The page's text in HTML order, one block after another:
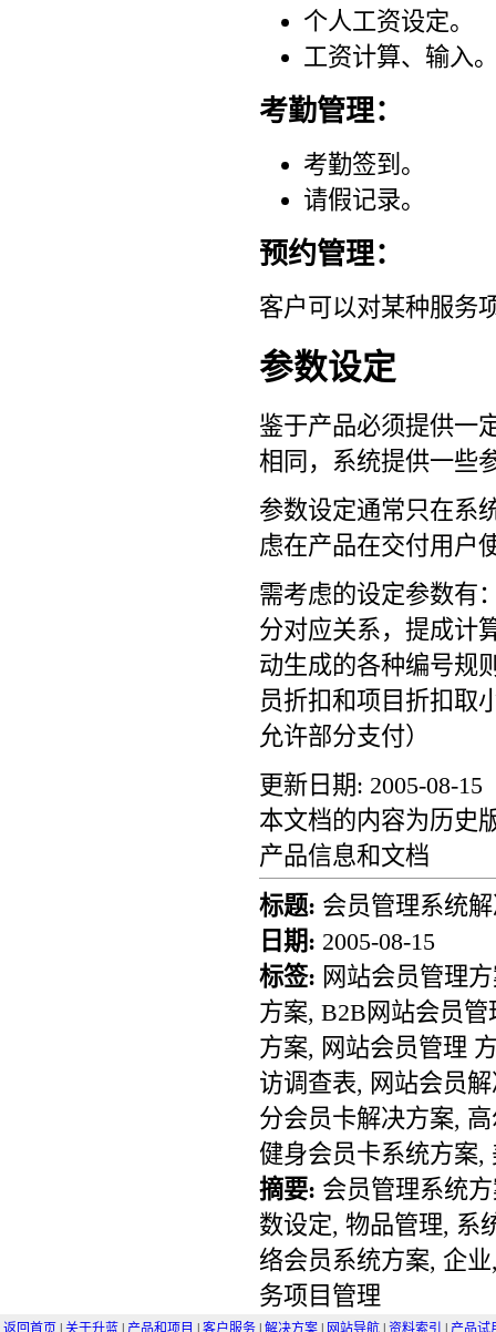
个人工资设定。
工资计算、输入
考勤管理：
考勤签到。
请假记录。
预约管理：
客户可以对某种服务
参数设定
鉴于产品必须提供一
相同，系统提供一些
参数设定通常只在系
虑在产品在交付用户
需考虑的设定参数有
分对应关系，提成计
动生成的各种编号规
员折扣和项目折扣取
允许部分支付）
更新日期: 2005-08-15
本文档的内容为历史
产品信息和文档
标题: 会员管理系统
日期: 2005-08-15
标签: 网站会员管理
方案, B2B网站会员
方案, 网站会员管理
访调查表, 网站会员
分会员卡解决方案,
健身会员卡系统方案,
摘要: 会员管理系统
数设定, 物品管理, 系
络会员系统方案, 企
务项目管理
返回首页 关于升蓝 产品和项目 客户服务 解决方案 网站导航 资料索引
产品试